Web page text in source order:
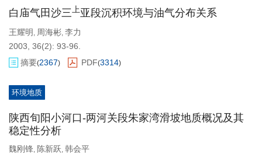
白庙气田沙三上亚段沉积环境与油气分布关系
王耀明 , 周海彬, 李力
2003, 36(2): 93-96.
摘要(2367) PDF(3314)
环境地质
陕西旬阳小河口-两河关段朱家湾滑坡地质概况及其
稳定性分析
魏刚锋, 陈新跃, 韩会平